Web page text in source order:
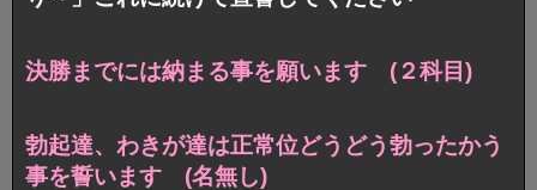
決勝までには納まる事を願います (２科目)
勃起達、わきが達は正常位どうどう勃ったかう
事を誓います (名無し)